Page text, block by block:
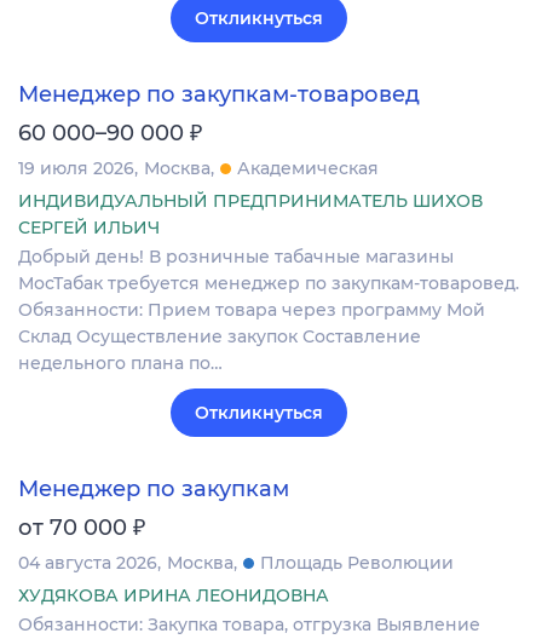
Откликнуться
Менеджер по закупкам-товаровед
60 000–90 000 ₽
19 июля 2026 Москва
Академическая
ИНДИВИДУАЛЬНЫЙ ПРЕДПРИНИМАТЕЛЬ ШИХОВ
СЕРГЕЙ ИЛЬИЧ
Добрый день! В розничные табачные магазины
МосТабак требуется менеджер по закупкам-товаровед.
Обязанности: Прием товара через программу Мой
Склад Осуществление закупок Составление
недельного плана по…
Откликнуться
Менеджер по закупкам
от 70 000 ₽
04 августа 2026 Москва
Площадь Революции
ХУДЯКОВА ИРИНА ЛЕОНИДОВНА
Обязанности: Закупка товара, отгрузка Выявление